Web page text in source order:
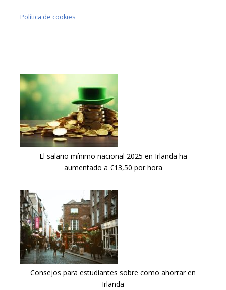
Política de cookies
El salario mínimo nacional 2025 en Irlanda ha
aumentado a €13,50 por hora
Consejos para estudiantes sobre como ahorrar en
Irlanda